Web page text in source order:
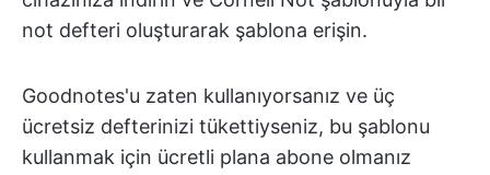
not defteri oluşturarak şablona erişin.
Goodnotes'u zaten kullanıyorsanız ve üç
ücretsiz defterinizi tükettiyseniz, bu şablonu
kullanmak için ücretli plana abone olmanız